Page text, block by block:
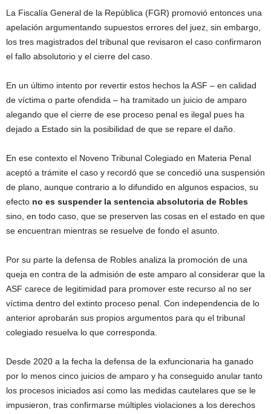
La Fiscalía General de la República (FGR) promovió entonces una
apelación argumentando supuestos errores del juez, sin embargo,
los tres magistrados del tribunal que revisaron el caso confirmaron
el fallo absolutorio y el cierre del caso.
En un último intento por revertir estos hechos la ASF – en calidad
de víctima o parte ofendida – ha tramitado un juicio de amparo
alegando que el cierre de ese proceso penal es ilegal pues ha
dejado a Estado sin la posibilidad de que se repare el daño.
En ese contexto el Noveno Tribunal Colegiado en Materia Penal
aceptó a trámite el caso y recordó que se concedió una suspensión
de plano, aunque contrario a lo difundido en algunos espacios, su
efecto no es suspender la sentencia absolutoria de Robles
sino, en todo caso, que se preserven las cosas en el estado en que
se encuentran mientras se resuelve de fondo el asunto.
Por su parte la defensa de Robles analiza la promoción de una
queja en contra de la admisión de este amparo al considerar que la
ASF carece de legitimidad para promover este recurso al no ser
víctima dentro del extinto proceso penal. Con independencia de lo
anterior aprobarán sus propios argumentos para qu el tribunal
colegiado resuelva lo que corresponda.
Desde 2020 a la fecha la defensa de la exfuncionaria ha ganado
por lo menos cinco juicios de amparo y ha conseguido anular tanto
los procesos iniciados así como las medidas cautelares que se le
impusieron, tras confirmarse múltiples violaciones a los derechos